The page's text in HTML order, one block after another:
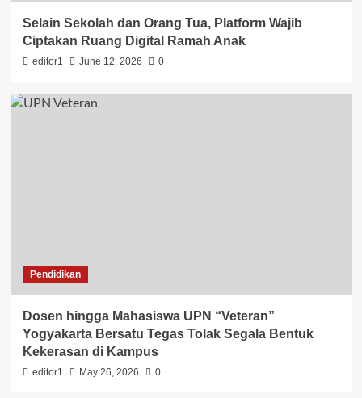
Selain Sekolah dan Orang Tua, Platform Wajib
Ciptakan Ruang Digital Ramah Anak
editor1 June 12, 2026 0
Pendidikan
Dosen hingga Mahasiswa UPN “Veteran”
Yogyakarta Bersatu Tegas Tolak Segala Bentuk
Kekerasan di Kampus
editor1 May 26, 2026 0